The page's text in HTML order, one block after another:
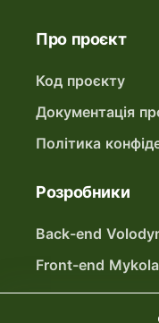
Про проєкт
Код проєкту
Документація
Політика
Розробники
Back-end
Front-end